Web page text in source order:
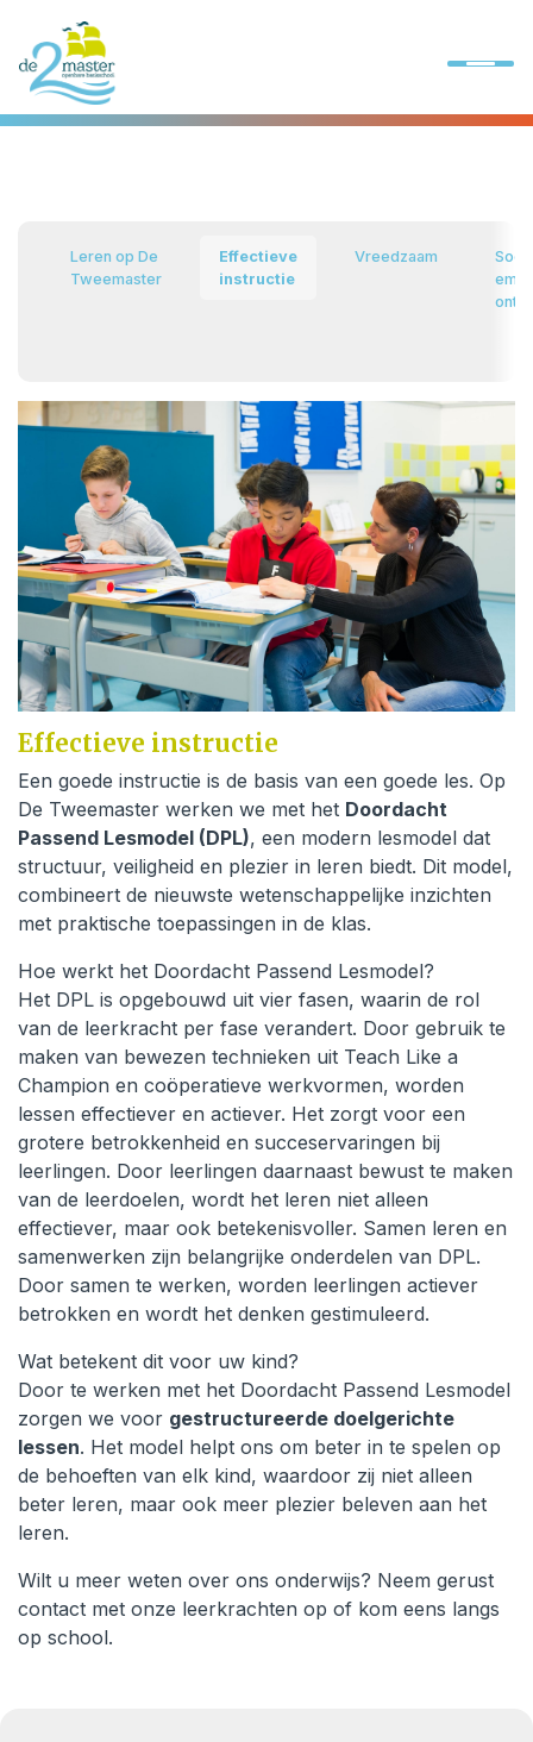
Ons onderwijs
Contact
Leren op De
Tweemaster
Effectieve
instructie
Vreedzaam
Effectieve instructie
Een goede instructie is de basis van een goede les. Op
De Tweemaster werken we met het Doordacht
Passend Lesmodel (DPL), een modern lesmodel dat
structuur, veiligheid en plezier in leren biedt. Dit model,
combineert de nieuwste wetenschappelijke inzichten
met praktische toepassingen in de klas.
Hoe werkt het Doordacht Passend Lesmodel?
Het DPL is opgebouwd uit vier fasen, waarin de rol
van de leerkracht per fase verandert. Door gebruik te
maken van bewezen technieken uit Teach Like a
Champion en coöperatieve werkvormen, worden
lessen effectiever en actiever. Het zorgt voor een
grotere betrokkenheid en succeservaringen bij
leerlingen. Door leerlingen daarnaast bewust te maken
van de leerdoelen, wordt het leren niet alleen
effectiever, maar ook betekenisvoller. Samen leren en
samenwerken zijn belangrijke onderdelen van DPL.
Door samen te werken, worden leerlingen actiever
betrokken en wordt het denken gestimuleerd.
Wat betekent dit voor uw kind?
Door te werken met het Doordacht Passend Lesmodel
zorgen we voor gestructureerde doelgerichte
lessen. Het model helpt ons om beter in te spelen op
de behoeften van elk kind, waardoor zij niet alleen
beter leren, maar ook meer plezier beleven aan het
leren.
Wilt u meer weten over ons onderwijs? Neem gerust
contact met onze leerkrachten op of kom eens langs
op school.